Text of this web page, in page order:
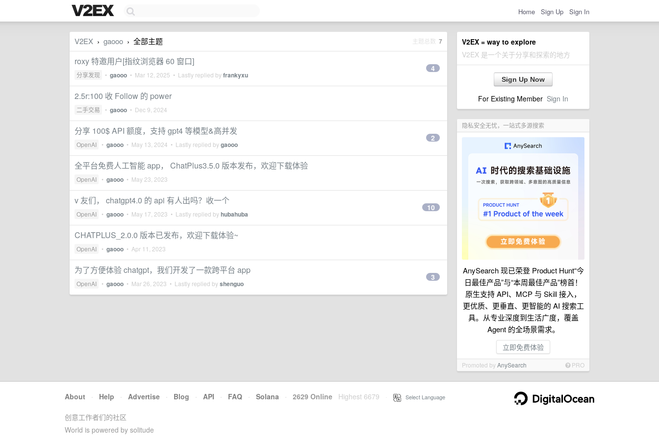
Home Sign Up Sign In
V2EX = way to explore
V2EX 是一个关于分享和探索的地方
Sign Up Now
For Existing Member Sign In
隐私安全无忧，一站式多源搜索
AnySearch 现已荣登 Product Hunt“今
日最佳产品”与“本周最佳产品”榜首！
原生支持 API、MCP 与 Skill 接入，
更优质、更垂直、更智能的 AI 搜索工
具。从专业深度到生活广度，覆盖
Agent 的全场景需求。
立即免费体验
Promoted byAnySearch PRO
V2EX › gaooo › 全部主题 主题总数 7
roxy 特邀用户[指纹浏览器 60 窗口]
分享发现 • gaooo • Mar 12, 2025 • Lastly replied byfrankyxu
4
2.5r:100 收 Follow 的 power
二手交易 • gaooo • Dec 9, 2024
分享 100$ API 额度，支持 gpt4 等模型&高并发
OpenAI • gaooo • May 13, 2024 • Lastly replied bygaooo
2
全平台免费人工智能 app， ChatPlus3.5.0 版本发布，欢迎下载体验
OpenAI • gaooo • May 23, 2023
v 友们， chatgpt4.0 的 api 有人出吗？收一个
OpenAI • gaooo • May 17, 2023 • Lastly replied byhubahuba
10
CHATPLUS_2.0.0 版本已发布，欢迎下载体验~
OpenAI • gaooo • Apr 11, 2023
为了方便体验 chatgpt，我们开发了一款跨平台 app
OpenAI • gaooo • Mar 26, 2023 • Lastly replied byshenguo
3
About · Help · Advertise · Blog · API · FAQ · Solana · 2629 Online Highest 6679 Select Language
创意工作者们的社区
World is powered by solitude